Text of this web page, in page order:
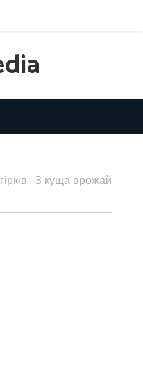
. З куща врожай